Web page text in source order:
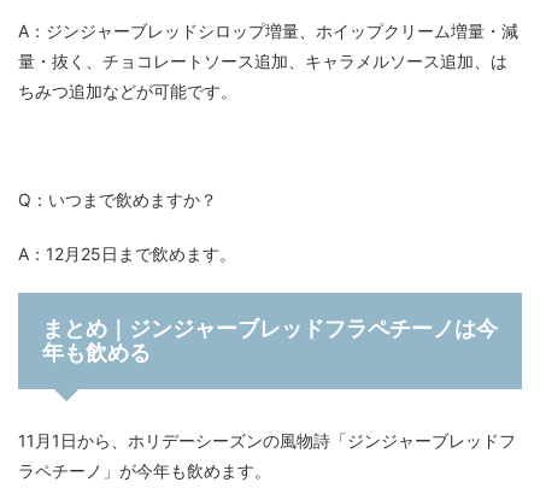
A：ジンジャーブレッドシロップ増量、ホイップクリーム増量・減
量・抜く、チョコレートソース追加、キャラメルソース追加、は
ちみつ追加などが可能です。
Q：いつまで飲めますか？
A：12月25日まで飲めます。
まとめ｜ジンジャーブレッドフラペチーノは今
年も飲める
11月1日から、ホリデーシーズンの風物詩「ジンジャーブレッドフ
ラペチーノ」が今年も飲めます。